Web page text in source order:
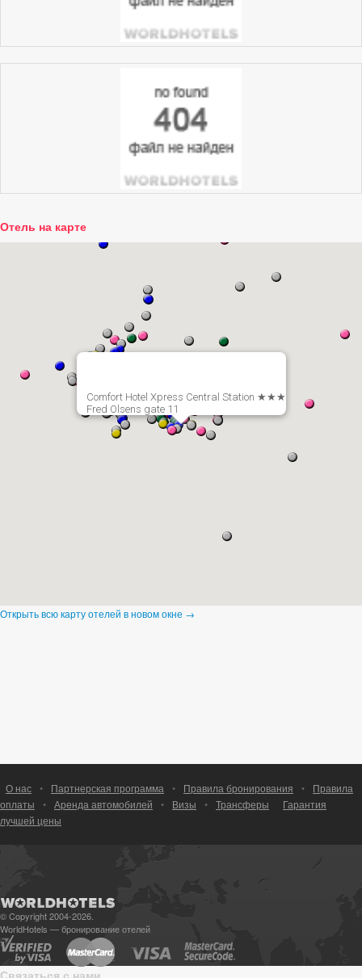
Отель на карте
Comfort Hotel Xpress Central Station ★★★
Fred Olsens gate 11
Открыть всю карту отелей в новом окне →
О нас • Партнерская программа • Правила бронирования •
Правила
оплаты
• Аренда автомобилей • Визы • Трансферы
Гарантия
лучшей цены
© Copyright 2004-2026.
WorldHotels — бронирование отелей
Связаться с нами